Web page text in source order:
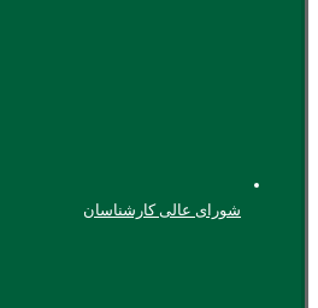
شورای عالی کارشناسان